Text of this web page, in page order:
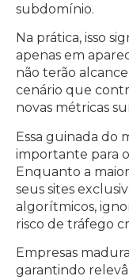
subdomínio.
Na prática, isso
apenas em
não terão
cenário que
novas métricas
Essa guinada do
importante para
Enquanto a
seus sites
algorítmicos,
risco de tráfego
Empresas
garantindo